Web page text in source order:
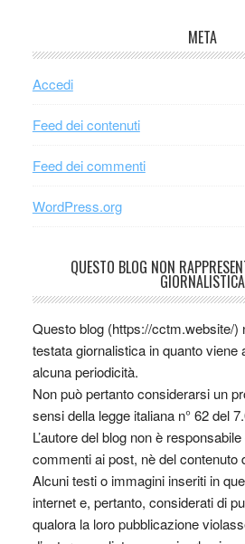
META
Accedi
Feed dei contenuti
Feed dei commenti
WordPress.org
QUESTO BLOG NON
GIORNALISTICA
Questo blog (https://cctm.website/)
testata giornalistica in quanto viene
alcuna periodicità.
Non può pertanto considerarsi un
sensi della legge italiana n° 62 del
L’autore del blog non è
commenti ai post, nè del contenuto
Alcuni testi o immagini inseriti in
internet e, pertanto, considerati di
qualora la loro pubblicazione